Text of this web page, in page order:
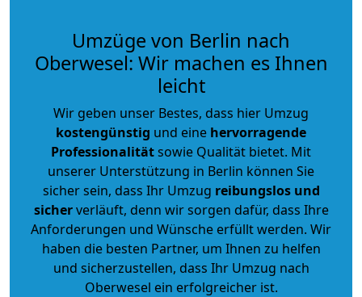
Umzüge von Berlin nach
Oberwesel: Wir machen es Ihnen
leicht
Wir geben unser Bestes, dass hier Umzug
kostengünstig und eine hervorragende
Professionalitätsowie Qualität bietet. Mit
unserer Unterstützung in Berlin können Sie
sicher sein, dass Ihr Umzug reibungslos und
sicherverläuft, denn wir sorgen dafür, dass Ihre
Anforderungen und Wünsche erfüllt werden. Wir
haben die besten Partner, um Ihnen zu helfen
und sicherzustellen, dass Ihr Umzug nach
Oberwesel ein erfolgreicher ist.